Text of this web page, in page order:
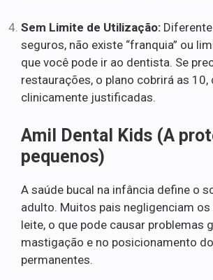
Sem Limite de Utilização:
seguros, não existe “franquia” ou
que você pode ir ao dentista. Se
restaurações, o plano cobrirá as 10,
clinicamente justificadas.
Amil Dental Kids (A
pequenos)
A saúde bucal na infância define o
adulto. Muitos pais negligenciam
leite, o que pode causar problemas
mastigação e no posicionamento
permanentes.